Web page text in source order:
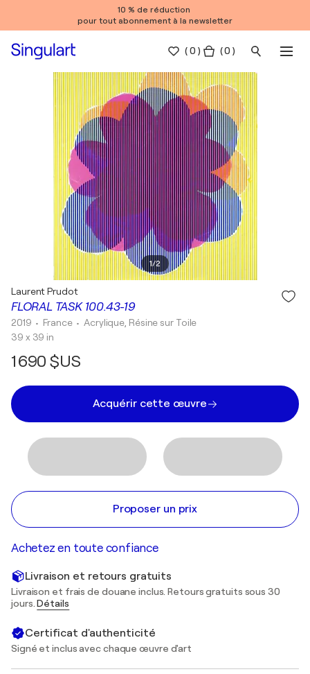
10 % de réduction
pour tout abonnement à la newsletter
(0 ) ( 0 )
1/2
FLORAL TASK 100.43-19
Laurent Prudot
2019 • France •Acrylique, Résine sur Toile
39 x 39 in
1 690 $US
Acquérir cette œuvre
Proposer un prix
Achetez en toute confiance
Livraison et retours gratuits
Livraison et frais de douane inclus. Retours gratuits sous 30
jours.Détails
Certificat d'authenticité
Signé et inclus avec chaque œuvre d'art